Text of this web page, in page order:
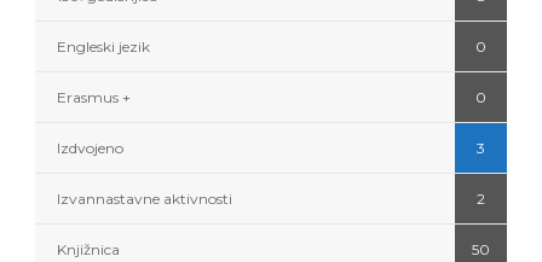
Engleski jezik 0
Erasmus + 0
Izdvojeno 3
Izvannastavne aktivnosti 2
Knjižnica 50